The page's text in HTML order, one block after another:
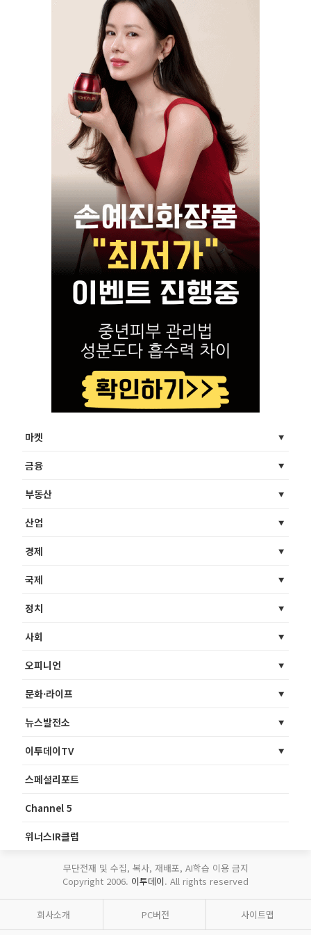
마켓
금융
부동산
산업
경제
국제
정치
사회
오피니언
문화·라이프
뉴스발전소
이투데이TV
스페셜리포트
Channel 5
위너스IR클럽
무단전재 및 수집, 복사, 재배포, AI학습 이용 금지
Copyright 2006. 이투데이. All rights reserved
회사소개 PC버전 사이트맵